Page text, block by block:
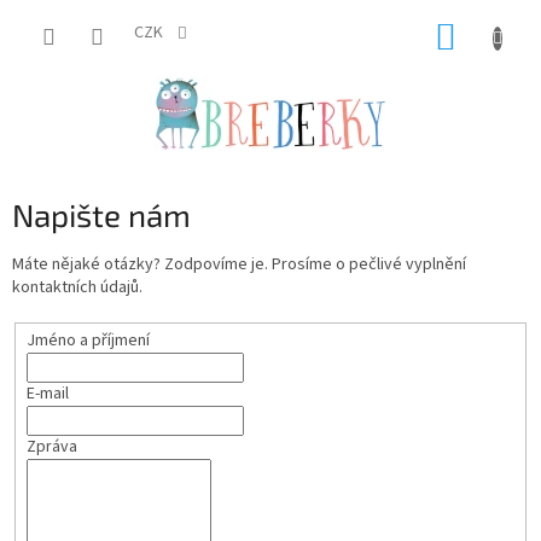
CZK
Napište nám
Máte nějaké otázky? Zodpovíme je. Prosíme o pečlivé vyplnění
kontaktních údajů.
Jméno a příjmení
E-mail
Zpráva